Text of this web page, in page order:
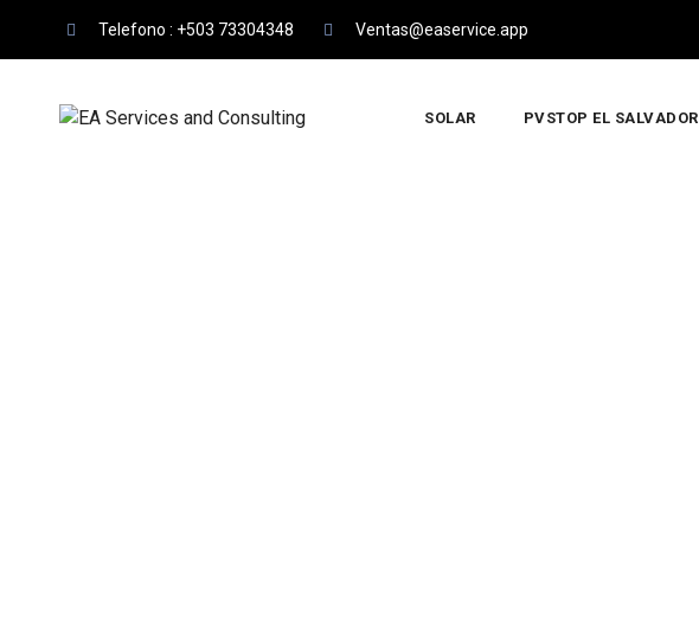
Telefono : +503 73304348 Ventas@easervice.app
SOLAR PVSTOP EL SALVADOR